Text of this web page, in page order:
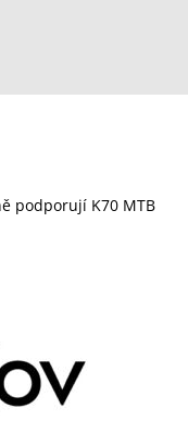
podporují K70 MTB